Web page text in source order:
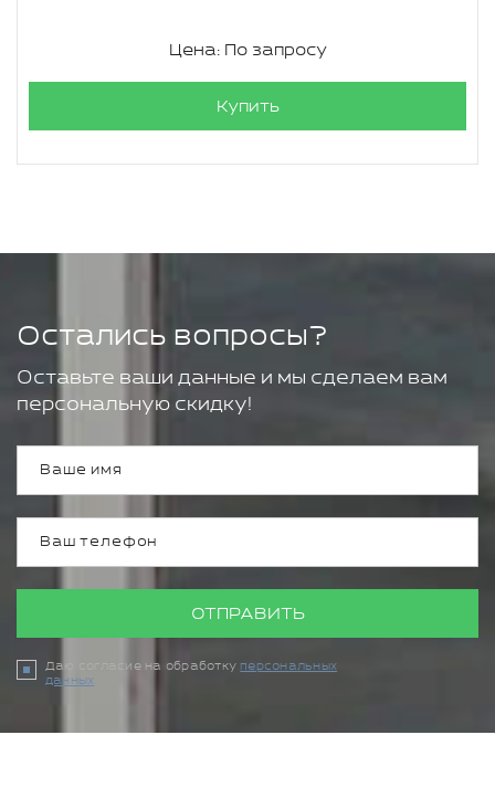
Цена: По запросу
Купить
Остались вопросы?
Оставьте ваши данные и мы сделаем вам
персональную скидку!
ОТПРАВИТЬ
Даю согласие на обработку персональных
данных